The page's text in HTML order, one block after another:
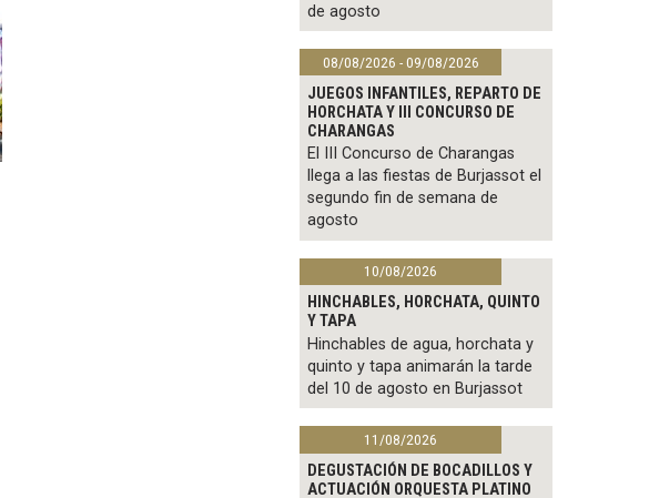
de agosto
08/08/2026 - 09/08/2026
JUEGOS INFANTILES, REPARTO DE
HORCHATA Y III CONCURSO DE
CHARANGAS
El III Concurso de Charangas
llega a las fiestas de Burjassot el
segundo fin de semana de
agosto
10/08/2026
HINCHABLES, HORCHATA, QUINTO
Y TAPA
Hinchables de agua, horchata y
quinto y tapa animarán la tarde
del 10 de agosto en Burjassot
11/08/2026
DEGUSTACIÓN DE BOCADILLOS Y
ACTUACIÓN ORQUESTA PLATINO